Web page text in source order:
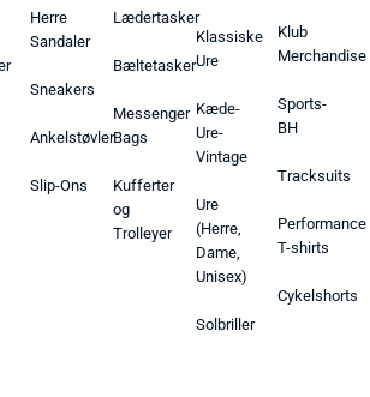
Herre
Sandaler
Sneakers
Ankelstøvler
Slip-Ons
Lædertasker
Bæltetasker
Messenger
Bags
Kufferter
og
Trolleyer
Klassiske
Ure
Kæde-
Ure-
Vintage
Ure
(Herre,
Dame,
Unisex)
Solbriller
Klub
Merchandise
Sports-
BH
Tracksuits
Performance
T-shirts
Cykelshorts